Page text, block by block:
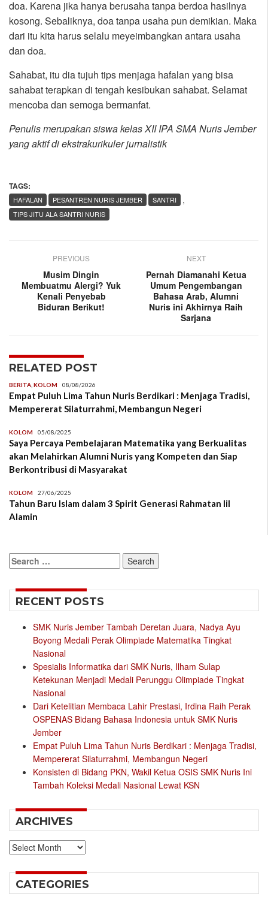
doa. Karena jika hanya berusaha tanpa berdoa hasilnya
kosong. Sebaliknya, doa tanpa usaha pun demikian. Maka
dari itu kita harus selalu meyeimbangkan antara usaha
dan doa.
Sahabat, itu dia tujuh tips menjaga hafalan yang bisa
sahabat terapkan di tengah kesibukan sahabat. Selamat
mencoba dan semoga bermanfat.
Penulis merupakan siswa kelas XII IPA SMA Nuris Jember
yang aktif di ekstrakurikuler jurnalistik
TAGS:
,
HAFALAN PESANTREN NURIS JEMBER
SANTRI
TIPS JITU ALA SANTRI NURIS
PREVIOUS
Musim Dingin
Membuatmu Alergi? Yuk
Kenali Penyebab
Biduran Berikut!
NEXT
Pernah Diamanahi Ketua
Umum Pengembangan
Bahasa Arab, Alumni
Nuris ini Akhirnya Raih
Sarjana
RELATED POST
BERITA KOLOM 08/08/2026
Empat Puluh Lima Tahun Nuris Berdikari : Menjaga Tradisi,
Mempererat Silaturrahmi, Membangun Negeri
KOLOM 05/08/2025
Saya Percaya Pembelajaran Matematika yang Berkualitas
akan Melahirkan Alumni Nuris yang Kompeten dan Siap
Berkontribusi di Masyarakat
KOLOM 27/06/2025
Tahun Baru Islam dalam 3 Spirit Generasi Rahmatan lil
Alamin
Search
for:
RECENT POSTS
SMK Nuris Jember Tambah Deretan Juara, Nadya Ayu
Boyong Medali Perak Olimpiade Matematika Tingkat
Nasional
Spesialis Informatika dari SMK Nuris, Ilham Sulap
Ketekunan Menjadi Medali Perunggu Olimpiade Tingkat
Nasional
Dari Ketelitian Membaca Lahir Prestasi, Irdina Raih Perak
OSPENAS Bidang Bahasa Indonesia untuk SMK Nuris
Jember
Empat Puluh Lima Tahun Nuris Berdikari : Menjaga Tradisi,
Mempererat Silaturrahmi, Membangun Negeri
Konsisten di Bidang PKN, Wakil Ketua OSIS SMK Nuris Ini
Tambah Koleksi Medali Nasional Lewat KSN
ARCHIVES
Archives
CATEGORIES